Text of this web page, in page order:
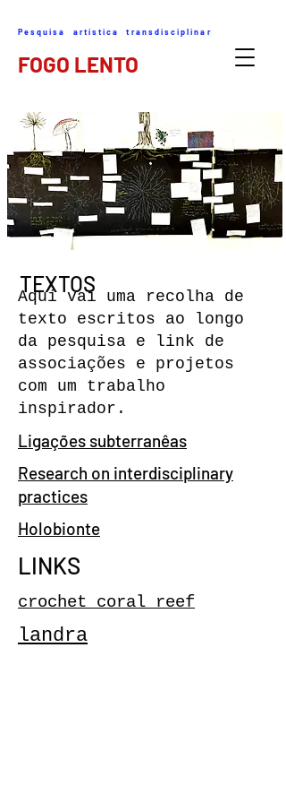
Pesquisa artística transdisciplinar
FOGO LENTO
TEXTOS
Aqui vai uma recolha de
texto escritos ao longo
da pesquisa e link de
associações e projetos
com um trabalho
inspirador.
Ligações subterranêas
Research on interdisciplinary
practices
Holobionte
LINKS
crochet coral reef
landra